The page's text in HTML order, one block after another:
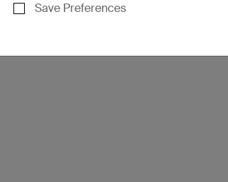
Save Preferences